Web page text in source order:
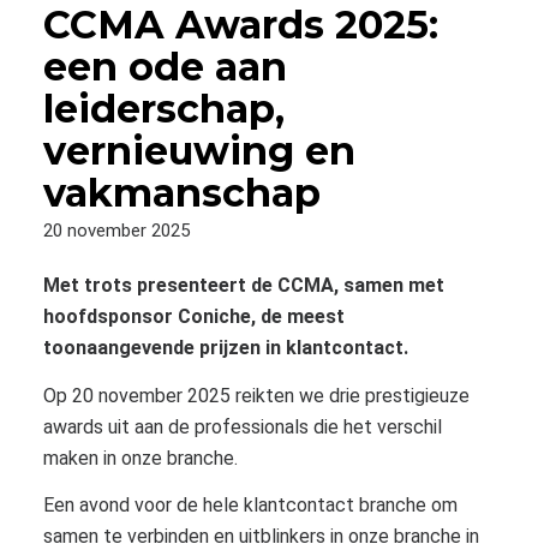
CCMA Awards 2025:
een ode aan
leiderschap,
vernieuwing en
vakmanschap
20 november 2025
Met trots presenteert de CCMA, samen met
hoofdsponsor Coniche, de meest
toonaangevende prijzen in klantcontact.
Op 20 november 2025 reikten we drie prestigieuze
awards uit aan de professionals die het verschil
maken in onze branche.
Een avond voor de hele klantcontact branche om
samen te verbinden en uitblinkers in onze branche in